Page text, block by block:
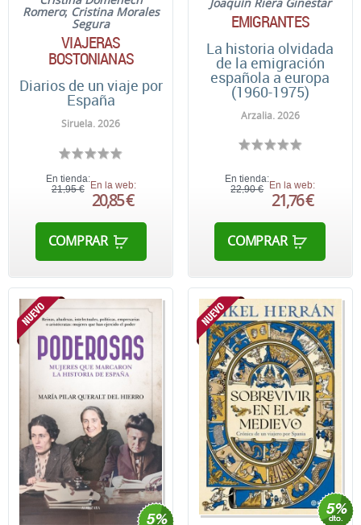
Romero; Cristina Morales
Segura
VIAJERAS
BOSTONIANAS
Diarios de un viaje por
España
Siruela. 2026
En tienda:
21,95 € En la web:
20,85 €
COMPRAR
EMIGRANTES
La historia olvidada
de la emigración
española a europa
(1960-1975)
Arzalia. 2026
En tienda:
22,90 €
En la web:
21,76 €
COMPRAR